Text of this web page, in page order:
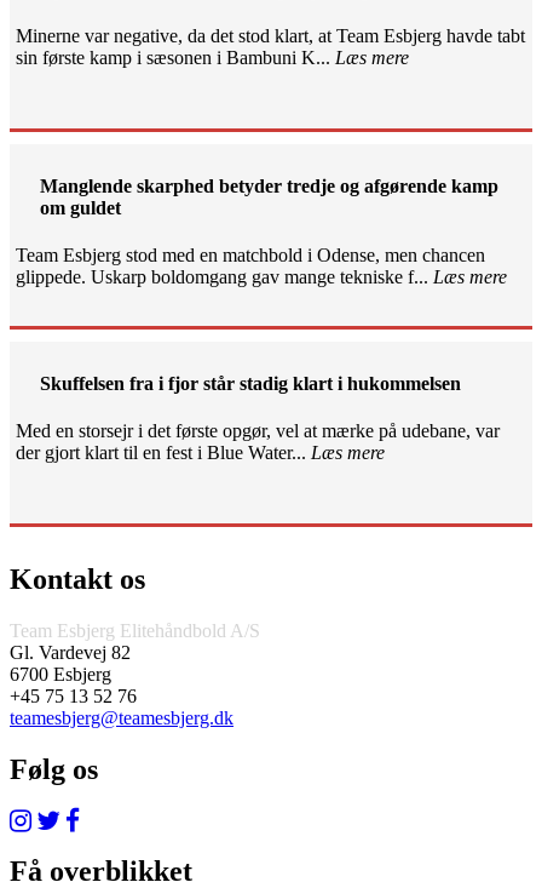
Minerne var negative, da det stod klart, at Team Esbjerg havde tabt
sin første kamp i sæsonen i Bambuni K... Læs mere
Manglende skarphed betyder tredje og afgørende kamp
om guldet
Team Esbjerg stod med en matchbold i Odense, men chancen
glippede. Uskarp boldomgang gav mange tekniske f... Læs mere
Skuffelsen fra i fjor står stadig klart i hukommelsen
Med en storsejr i det første opgør, vel at mærke på udebane, var
der gjort klart til en fest i Blue Water... Læs mere
Kontakt os
Team Esbjerg Elitehåndbold A/S
Gl. Vardevej 82
6700 Esbjerg
+45 75 13 52 76
teamesbjerg@teamesbjerg.dk
Følg os
Få overblikket